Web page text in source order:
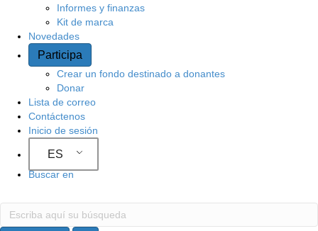
Informes y finanzas
Kit de marca
Novedades
Participa
Crear un fondo destinado a donantes
Donar
Lista de correo
Contáctenos
Inicio de sesión
ES
Buscar en
Buscar en
Escriba aquí su búsqueda